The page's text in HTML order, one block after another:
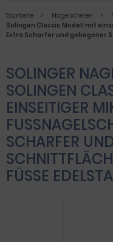
Startseite Nagelscheren
Solingen Classic Modell mit
Extra Scharfer und gebogener
SOLINGER
SOLINGEN
EINSEITIGER
CHARFER UND
ÜSSE EDELSTAHL